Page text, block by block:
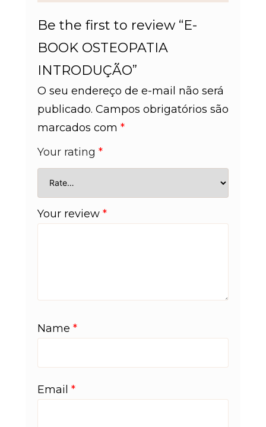
Be the first to review “E-
BOOK OSTEOPATIA
INTRODUÇÃO”
O seu endereço de e-mail não será
publicado. Campos obrigatórios são
marcados com *
Your rating *
Your review *
Name *
Email *